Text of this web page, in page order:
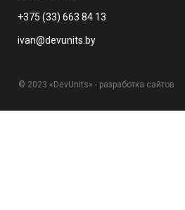
+375 (33) 663 84 13
ivan@devunits.by
© 2023 «DevUnits» - разработка сайтов